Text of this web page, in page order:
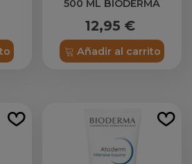
500 ML BIODERMA
12,95 €
Añadir al carrito